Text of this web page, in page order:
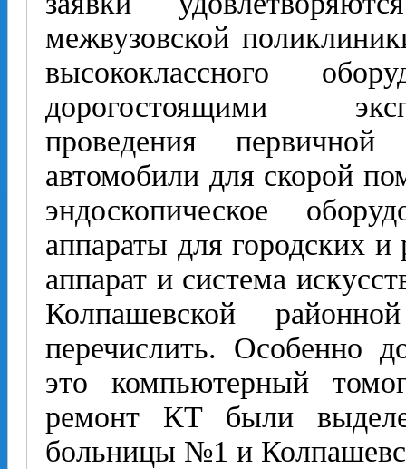
межвузовской
высококлассного
дорогостоящими
проведения первичной
автомобили для скорой
эндоскопическое
аппараты для городских
аппарат и система
Колпашевской
перечислить. Особенно
это компьютерный
ремонт КТ были
больницы №1 и